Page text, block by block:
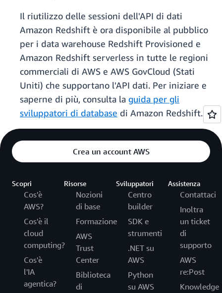
Il riutilizzo delle sessioni dell'API di dati
Amazon Redshift è ora disponibile al pubblico
per i data warehouse Redshift Provisioned e
Amazon Redshift serverless in tutte le regioni
commerciali di AWS e AWS GovCloud (Stati
Uniti) che supportano l'API dati. Per iniziare e
saperne di più, consulta la guida per gli
sviluppatori di database di Amazon Redshift.
Crea un account AWS
Scopri
Cos'è
AWS?
Cos'è il
cloud
computing?
Cos'è
l'IA
agentica?
Risorse
Nozioni
di base
Formazione
AWS
Trust
Center
Biblioteca
di
Sviluppatori
Centro
builder
SDK e
strumenti
.NET su
AWS
Python
su AWS
Assistenza
Contattaci
Inoltra
un ticket
di
supporto
AWS
re:Post
Knowledge